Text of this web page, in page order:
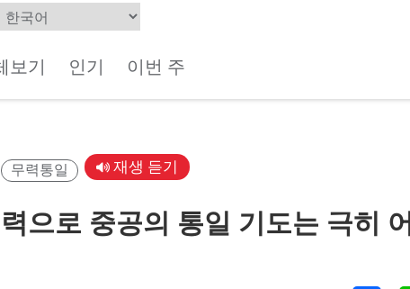
보기 인기 이번 주
무력통일 재생 듣기
으로 중공의 통일 기도는 극히 어